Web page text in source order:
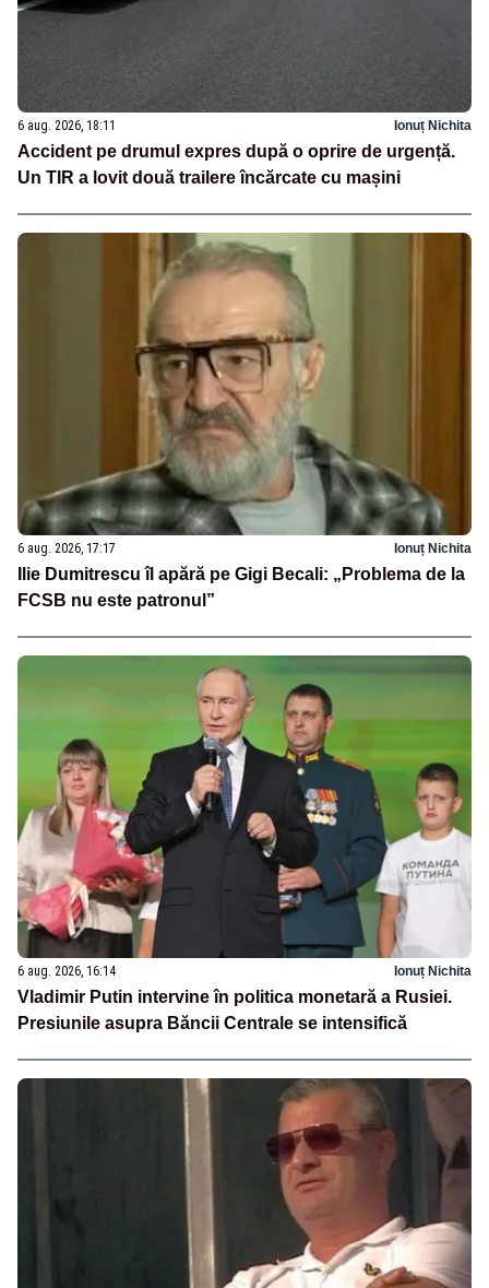
6 aug. 2026, 18:11 Ionuț Nichita
Accident pe drumul expres după o oprire de urgență.
Un TIR a lovit două trailere încărcate cu mașini
6 aug. 2026, 17:17 Ionuț Nichita
Ilie Dumitrescu îl apără pe Gigi Becali: „Problema de la
FCSB nu este patronul”
6 aug. 2026, 16:14 Ionuț Nichita
Vladimir Putin intervine în politica monetară a Rusiei.
Presiunile asupra Băncii Centrale se intensifică